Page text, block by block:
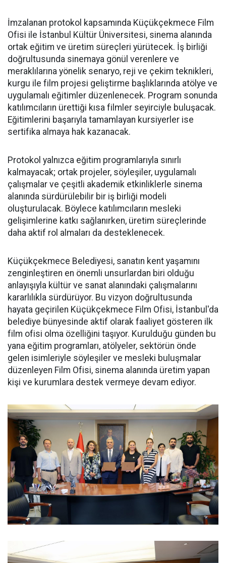
İmzalanan protokol kapsamında Küçükçekmece Film
Ofisi ile İstanbul Kültür Üniversitesi, sinema alanında
ortak eğitim ve üretim süreçleri yürütecek. İş birliği
doğrultusunda sinemaya gönül verenlere ve
meraklılarına yönelik senaryo, reji ve çekim teknikleri,
kurgu ile film projesi geliştirme başlıklarında atölye ve
uygulamalı eğitimler düzenlenecek. Program sonunda
katılımcıların ürettiği kısa filmler seyirciyle buluşacak.
Eğitimlerini başarıyla tamamlayan kursiyerler ise
sertifika almaya hak kazanacak.
Protokol yalnızca eğitim programlarıyla sınırlı
kalmayacak; ortak projeler, söyleşiler, uygulamalı
çalışmalar ve çeşitli akademik etkinliklerle sinema
alanında sürdürülebilir bir iş birliği modeli
oluşturulacak. Böylece katılımcıların mesleki
gelişimlerine katkı sağlanırken, üretim süreçlerinde
daha aktif rol almaları da desteklenecek.
Küçükçekmece Belediyesi, sanatın kent yaşamını
zenginleştiren en önemli unsurlardan biri olduğu
anlayışıyla kültür ve sanat alanındaki çalışmalarını
kararlılıkla sürdürüyor. Bu vizyon doğrultusunda
hayata geçirilen Küçükçekmece Film Ofisi, İstanbul'da
belediye bünyesinde aktif olarak faaliyet gösteren ilk
film ofisi olma özelliğini taşıyor. Kurulduğu günden bu
yana eğitim programları, atölyeler, sektörün önde
gelen isimleriyle söyleşiler ve mesleki buluşmalar
düzenleyen Film Ofisi, sinema alanında üretim yapan
kişi ve kurumlara destek vermeye devam ediyor.